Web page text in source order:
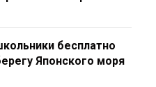
бесплатно
Японского моря